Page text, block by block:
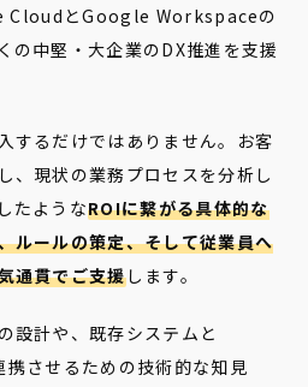
CloudとGoogle Workspaceの
の中堅・大企業のDX推進を支援
するだけではありません。お客
、現状の業務プロセスを分析し
たようなROIに繋がる具体的な
ルールの策定、そして従業員へ
通貫でご支援します。
設計や、既存システムと
させるための技術的な知見